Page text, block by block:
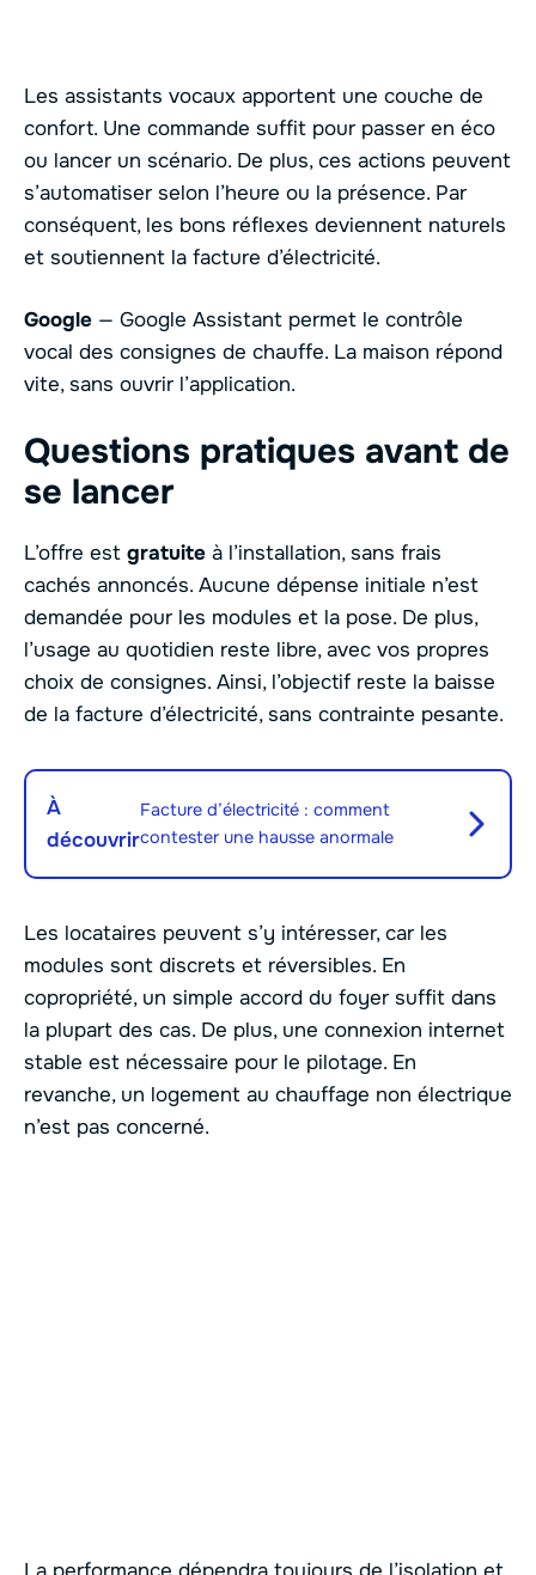
Les assistants vocaux apportent une couche de
confort. Une commande suffit pour passer en éco
ou lancer un scénario. De plus, ces actions peuvent
s’automatiser selon l’heure ou la présence. Par
conséquent, les bons réflexes deviennent naturels
et soutiennent la facture d’électricité.
Google — Google Assistant permet le contrôle
vocal des consignes de chauffe. La maison répond
vite, sans ouvrir l’application.
Questions pratiques avant de
se lancer
L’offre est gratuite à l’installation, sans frais
cachés annoncés. Aucune dépense initiale n’est
demandée pour les modules et la pose. De plus,
l’usage au quotidien reste libre, avec vos propres
choix de consignes. Ainsi, l’objectif reste la baisse
de la facture d’électricité, sans contrainte pesante.
À
découvrir
Facture d’électricité : comment
contester une hausse anormale
Les locataires peuvent s’y intéresser, car les
modules sont discrets et réversibles. En
copropriété, un simple accord du foyer suffit dans
la plupart des cas. De plus, une connexion internet
stable est nécessaire pour le pilotage. En
revanche, un logement au chauffage non électrique
n’est pas concerné.